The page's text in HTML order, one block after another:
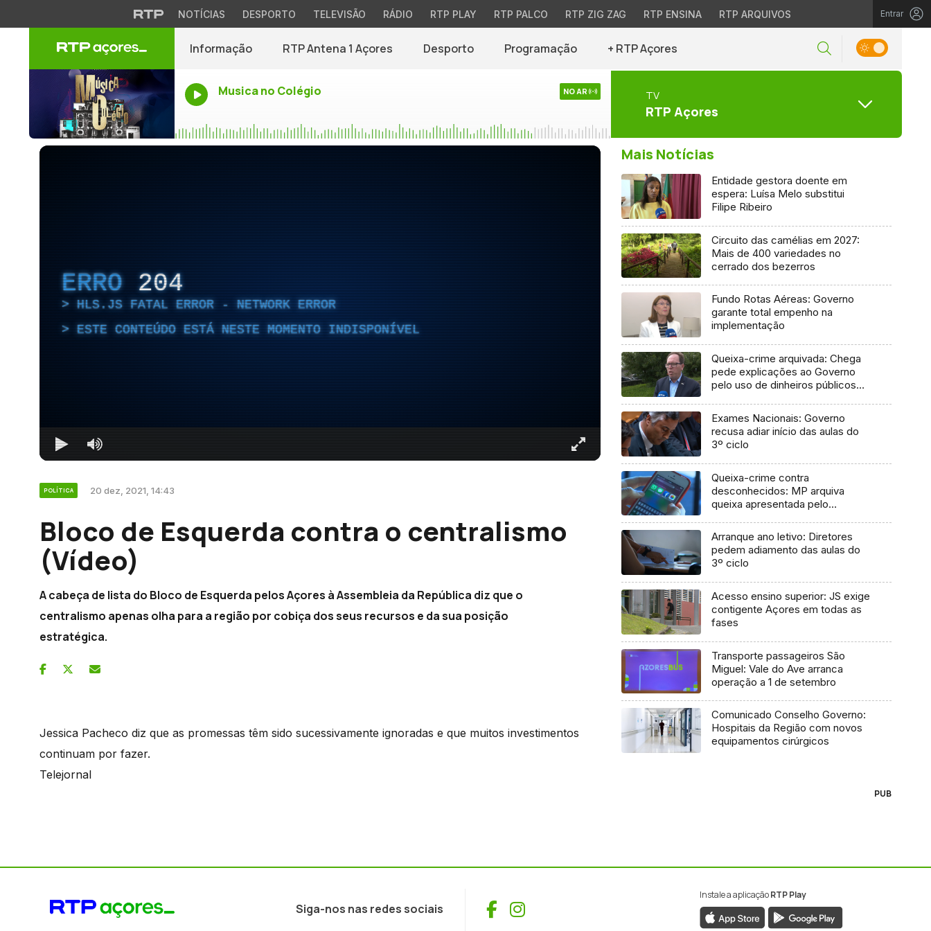
NOTÍCIAS DESPORTO TELEVISÃO RÁDIO RTP PLAY RTP PALCO RTP ZIG ZAG RTP ENSINA RTP ARQUIVOS Entrar
Informação RTP Antena 1 Açores Desporto Programação + RTP Açores
Musica no Colégio NO AR TV
RTP Açores
ERRO 204
HLS.JS FATAL ERROR - NETWORK ERROR
ESTE CONTEÚDO ESTÁ NESTE MOMENTO INDISPONÍVEL
POLÍTICA 20 dez, 2021, 14:43
Bloco de Esquerda contra o centralismo
(Vídeo)
A cabeça de lista do Bloco de Esquerda pelos Açores à Assembleia da República diz que o
centralismo apenas olha para a região por cobiça dos seus recursos e da sua posição
estratégica.
Jessica Pacheco diz que as promessas têm sido sucessivamente ignoradas e que muitos investimentos
continuam por fazer.
Telejornal
Mais Notícias
Entidade gestora doente em
espera: Luísa Melo substitui
Filipe Ribeiro
Circuito das camélias em 2027:
Mais de 400 variedades no
cerrado dos bezerros
Fundo Rotas Aéreas: Governo
garante total empenho na
implementação
Queixa-crime arquivada: Chega
pede explicações ao Governo
pelo uso de dinheiros públicos
Exames Nacionais: Governo
recusa adiar início das aulas do
3º ciclo
Queixa-crime contra
desconhecidos: MP arquiva
queixa apresentada pelo
Arranque ano letivo: Diretores
pedem adiamento das aulas do
3º ciclo
Acesso ensino superior: JS exige
contigente Açores em todas as
fases
Transporte passageiros São
Miguel: Vale do Ave arranca
operação a 1 de setembro
Comunicado Conselho Governo:
Hospitais da Região com novos
equipamentos cirúrgicos
PUB
Siga-nos nas redes sociais Facebook
Instagram
Instale a aplicaçãoRTP Play